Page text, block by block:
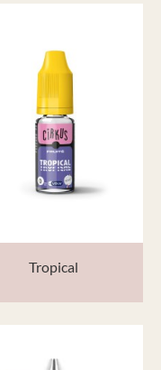
Tropical